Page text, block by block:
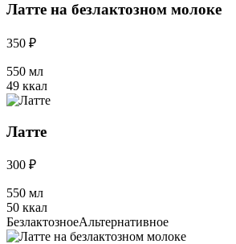
Латте на безлактозном молоке
350 ₽
550 мл
49 ккал
Латте
300 ₽
550 мл
50 ккал
БезлактозноеАльтернативное